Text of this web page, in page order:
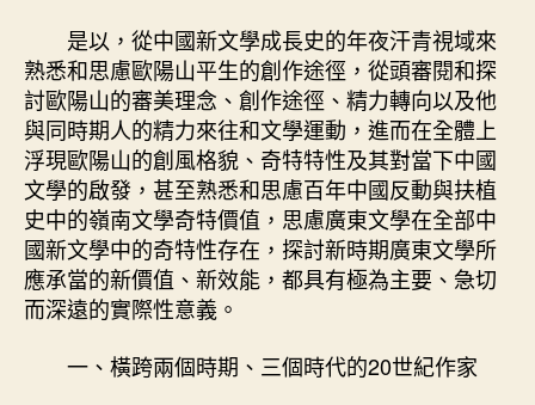
是以，從中國新文學成長史的年夜汗青視域來
熟悉和思慮歐陽山平生的創作途徑，從頭審閱和探
討歐陽山的審美理念、創作途徑、精力轉向以及他
與同時期人的精力來往和文學運動，進而在全體上
浮現歐陽山的創風格貌、奇特特性及其對當下中國
文學的啟發，甚至熟悉和思慮百年中國反動與扶植
史中的嶺南文學奇特價值，思慮廣東文學在全部中
國新文學中的奇特性存在，探討新時期廣東文學所
應承當的新價值、新效能，都具有極為主要、急切
而深遠的實際性意義。
一、橫跨兩個時期、三個時代的20世紀作家